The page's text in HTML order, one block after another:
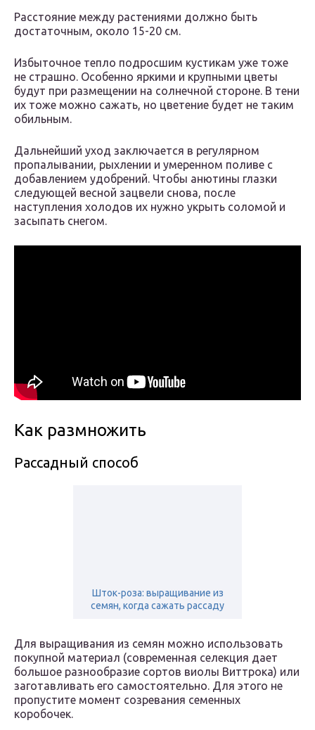
Расстояние между растениями должно быть
достаточным, около 15-20 см.
Избыточное тепло подросшим кустикам уже тоже
не страшно. Особенно яркими и крупными цветы
будут при размещении на солнечной стороне. В тени
их тоже можно сажать, но цветение будет не таким
обильным.
Дальнейший уход заключается в регулярном
пропалывании, рыхлении и умеренном поливе с
добавлением удобрений. Чтобы анютины глазки
следующей весной зацвели снова, после
наступления холодов их нужно укрыть соломой и
засыпать снегом.
Как размножить
Рассадный способ
Шток-роза: выращивание из
семян, когда сажать рассаду
Для выращивания из семян можно использовать
покупной материал (современная селекция дает
большое разнообразие сортов виолы Виттрока) или
заготавливать его самостоятельно. Для этого не
пропустите момент созревания семенных
коробочек.